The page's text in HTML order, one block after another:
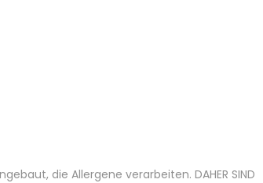
die Allergene verarbeiten. DAHER SIND